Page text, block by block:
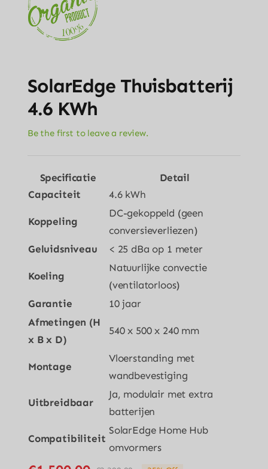
SolarEdge Thuisbatterij
4.6 KWh
Be the first to leave a review.
Specificatie
Detail
Capaciteit
4.6 kWh
Koppeling
DC-gekoppeld (geen
conversieverliezen)
Geluidsniveau
< 25 dBa op 1 meter
Koeling
Natuurlijke convectie
(ventilatorloos)
Garantie
10 jaar
Afmetingen (H
x B x D)
540 x 500 x 240 mm
Montage
Vloerstanding met
wandbevestiging
Uitbreidbaar
Ja, modulair met extra
batterijen
Compatibiliteit
SolarEdge Home Hub
omvormers